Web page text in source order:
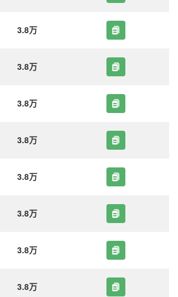
3.8万
3.8万
3.8万
3.8万
3.8万
3.8万
3.8万
3.8万